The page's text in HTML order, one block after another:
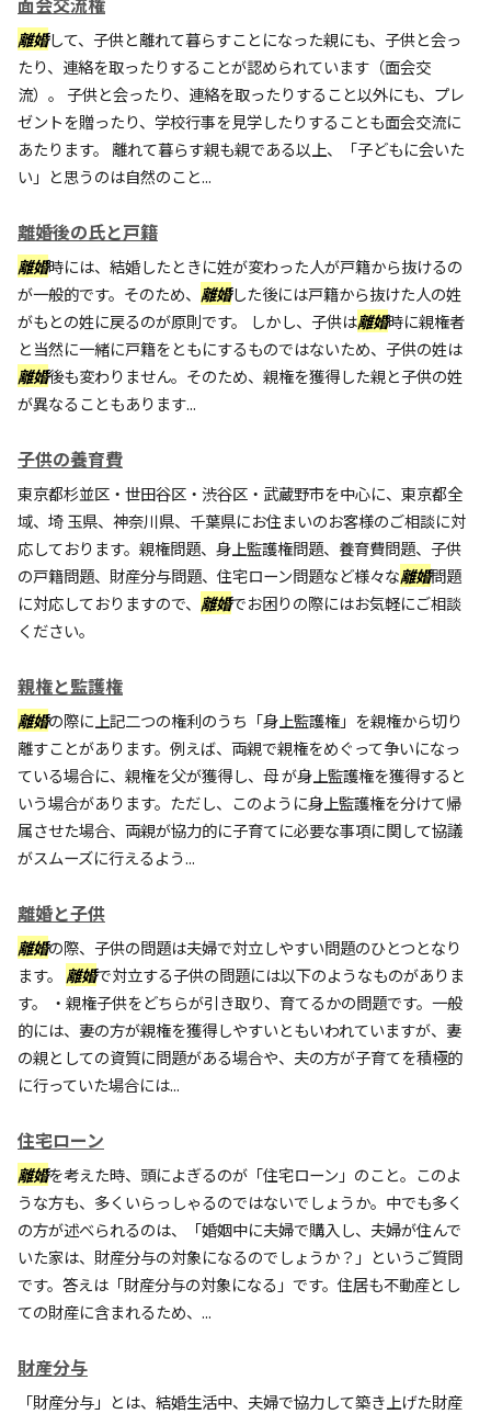
離婚して、子供と離れて暮らすことになった親にも、子供と会っ
たり、連絡を取ったりすることが認められています（面会交
流）。 子供と会ったり、連絡を取ったりすること以外にも、プレ
ゼントを贈ったり、学校行事を見学したりすることも面会交流に
あたります。 離れて暮らす親も親である以上、「子どもに会いた
い」と思うのは自然のこと...
離婚後の氏と戸籍
離婚時には、結婚したときに姓が変わった人が戸籍から抜けるの
が一般的です。そのため、 離婚した後には戸籍から抜けた人の姓
がもとの姓に戻るのが原則です。 しかし、子供は離婚時に親権者
と当然に一緒に戸籍をともにするものではないため、子供の姓は
離婚後も変わりません。そのため、親権を獲得した親と子供の姓
が異なることもあります...
子供の養育費
東京都杉並区・世田谷区・渋谷区・武蔵野市を中心に、東京都全
域、埼 玉県、神奈川県、千葉県にお住まいのお客様のご相談に対
応しております。親権問題、身上監護権問題、養育費問題、子供
の戸籍問題、財産分与問題、住宅ローン問題など様々な離婚問題
に対応しておりますので、 離婚でお困りの際にはお気軽にご相談
ください。
親権と監護権
離婚の際に上記二つの権利のうち「身上監護権」を親権から切り
離すことがあります。例えば、両親で親権をめぐって争いになっ
ている場合に、親権を父が獲得し、母 が身上監護権を獲得すると
いう場合があります。ただし、このように身上監護権を分けて帰
属させた場合、両親が協力的に子育てに必要な事項に関して協議
がスムーズに行えるよう...
離婚と子供
離婚の際、子供の問題は夫婦で対立しやすい問題のひとつとなり
ます。 離婚で対立する子供の問題には以下のようなものがありま
す。 ・親権子供をどちらが引き取り、育てるかの問題です。一般
的には、妻の方が親権を獲得しやすいともいわれていますが、妻
の親としての資質に問題がある場合や、夫の方が子育てを積極的
に行っていた場合には...
住宅ローン
離婚を考えた時、頭によぎるのが「住宅ローン」のこと。このよ
うな方も、多くいらっしゃるのではないでしょうか。中でも多く
の方が述べられるのは、「婚姻中に夫婦で購入し、夫婦が住んで
いた家は、財産分与の対象になるのでしょうか？」というご質問
です。答えは「財産分与の対象になる」です。住居も不動産とし
ての財産に含まれるため、...
財産分与
「財産分与」とは、結婚生活中、夫婦で協力して築き上げた財産